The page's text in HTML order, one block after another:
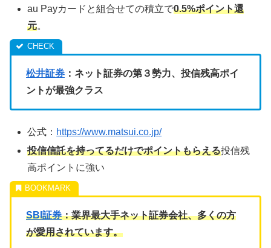
au Payカードと組合せての積立で0.5%ポイント還
元。
松井証券 ：ネット証券の第３勢力、投信残高ポイ
ントが最強クラス
公式： https://www.matsui.co.jp/
投信信託を持ってるだけでポイントもらえる投信残
高ポイントに強い
SBI証券：業界最大手ネット証券会社、多くの方
が愛用されています。